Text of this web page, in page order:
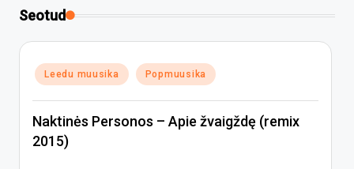
Seotud
Posted
in
Leedu muusika Popmuusika
Naktinės Personos – Apie žvaigždę (remix
2015)